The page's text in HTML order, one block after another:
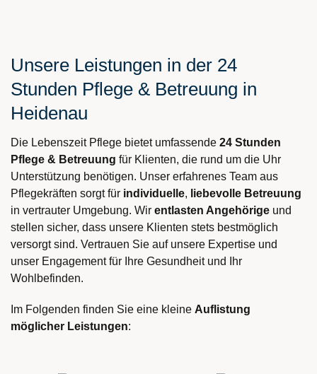
Unsere Leistungen in der 24
Stunden Pflege & Betreuung in
Heidenau
Die Lebenszeit Pflege bietet umfassende 24 Stunden
Pflege & Betreuung für Klienten, die rund um die Uhr
Unterstützung benötigen. Unser erfahrenes Team aus
Pflegekräften sorgt für individuelle, liebevolle Betreuung
in vertrauter Umgebung. Wir entlasten Angehörige und
stellen sicher, dass unsere Klienten stets bestmöglich
versorgt sind. Vertrauen Sie auf unsere Expertise und
unser Engagement für Ihre Gesundheit und Ihr
Wohlbefinden.
Im Folgenden finden Sie eine kleine Auflistung
möglicher Leistungen: